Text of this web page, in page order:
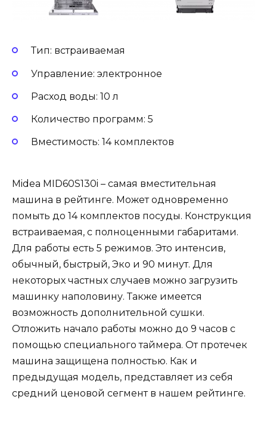
Тип: встраиваемая
Управление: электронное
Расход воды: 10 л
Количество программ: 5
Вместимость: 14 комплектов
Midea MID60S130i – самая вместительная
машина в рейтинге. Может одновременно
помыть до 14 комплектов посуды. Конструкция
встраиваемая, с полноценными габаритами.
Для работы есть 5 режимов. Это интенсив,
обычный, быстрый, Эко и 90 минут. Для
некоторых частных случаев можно загрузить
машинку наполовину. Также имеется
возможность дополнительной сушки.
Отложить начало работы можно до 9 часов с
помощью специального таймера. От протечек
машина защищена полностью. Как и
предыдущая модель, представляет из себя
средний ценовой сегмент в нашем рейтинге.